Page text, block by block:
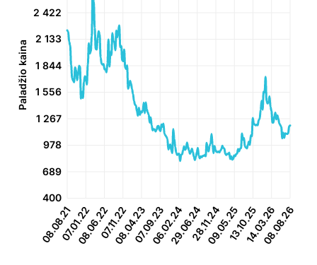
2 422
2 133
1 844
1 556
1 267
978
689
400
Paladžio kaina
08.08.2107.01.2208.06.2207.11.2208.04.2307.09.2306.02.2429.06.2428.11.2409.05.2513.10.2514.03.2608.08.26